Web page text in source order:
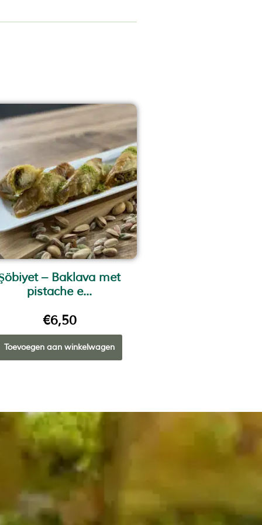
– Baklava met
pistache e...
€6,50
Toevoegen aan winkelwagen